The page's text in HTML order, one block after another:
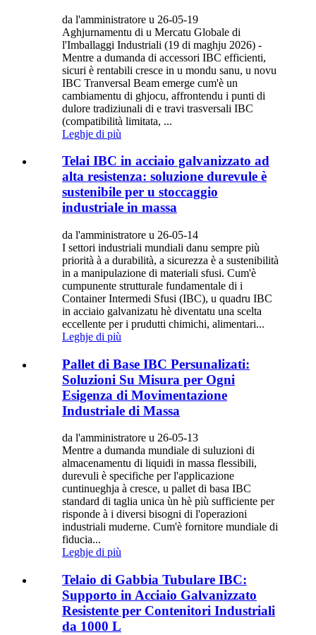
da l'amministratore u 26-05-19
Aghjurnamentu di u Mercatu Globale di
l'Imballaggi Industriali (19 di maghju 2026) -
Mentre a dumanda di accessori IBC efficienti,
sicuri è rentabili cresce in u mondu sanu, u novu
IBC Tranversal Beam emerge cum'è un
cambiamentu di ghjocu, affrontendu i punti di
dulore tradiziunali di e travi trasversali IBC
(compatibilità limitata, ...
Leghje di più
Telai IBC in acciaio galvanizzato ad
alta resistenza: soluzione durevule è
sustenibile per u stoccaggio
industriale in massa
da l'amministratore u 26-05-14
I settori industriali mundiali danu sempre più
priorità à a durabilità, a sicurezza è a sustenibilità
in a manipulazione di materiali sfusi. Cum'è
cumpunente strutturale fundamentale di i
Container Intermedi Sfusi (IBC), u quadru IBC
in acciaio galvanizatu hè diventatu una scelta
eccellente per i prudutti chimichi, alimentari...
Leghje di più
Pallet di Base IBC Persunalizati:
Soluzioni Su Misura per Ogni
Esigenza di Movimentazione
Industriale di Massa
da l'amministratore u 26-05-13
Mentre a dumanda mundiale di suluzioni di
almacenamentu di liquidi in massa flessibili,
durevuli è specifiche per l'applicazione
cuntinueghja à cresce, u pallet di basa IBC
standard di taglia unica ùn hè più sufficiente per
risponde à i diversi bisogni di l'operazioni
industriali muderne. Cum'è fornitore mundiale di
fiducia...
Leghje di più
Telaio di Gabbia Tubulare IBC:
Supporto in Acciaio Galvanizzato
Resistente per Contenitori Industriali
da 1000 L